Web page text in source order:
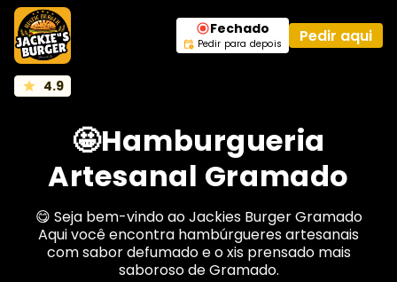
Fechado
Pedir para depois Pedir aqui
4.9
🤩Hamburgueria
Artesanal Gramado
😋 Seja bem-vindo ao Jackies Burger Gramado
Aqui você encontra hambúrgueres artesanais
com sabor defumado e o xis prensado mais
saboroso de Gramado.